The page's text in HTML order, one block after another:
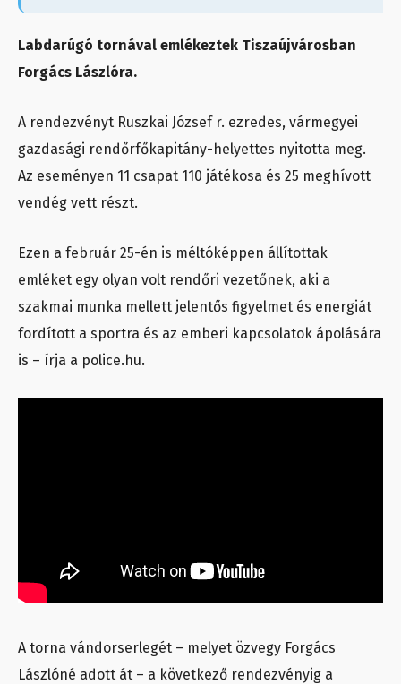
Labdarúgó tornával emlékeztek Tiszaújvárosban
Forgács Lászlóra.
A rendezvényt Ruszkai József r. ezredes, vármegyei
gazdasági rendőrfőkapitány-helyettes nyitotta meg.
Az eseményen 11 csapat 110 játékosa és 25 meghívott
vendég vett részt.
Ezen a február 25-én is méltóképpen állítottak
emléket egy olyan volt rendőri vezetőnek, aki a
szakmai munka mellett jelentős figyelmet és energiát
fordított a sportra és az emberi kapcsolatok ápolására
is – írja a police.hu.
A torna vándorserlegét – melyet özvegy Forgács
Lászlóné adott át – a következő rendezvényig a